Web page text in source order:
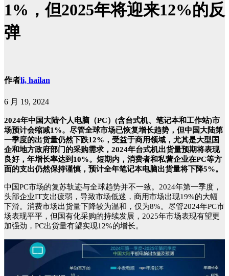
1%，但2025年将迎来12%的反
弹
作者li, hailan
6 月 19, 2024
2024年中国大陆个人电脑（PC）(含台式机、笔记本和工作站)市
场预计会缩减1%。尽管全球市场已恢复增长趋势，但中国大陆第
一季度的出货量仍然下跌12%，受益于商用领域，尤其是大型国
企和地方政府部门的采购需求，2024年台式机出货量预期将表现
良好，年增长率达到10%。短期内，消费者和私营企业在PC等方
面的支出仍然保持谨慎，预计全年笔记本电脑出货量将下降5%。
中国PC市场的复苏轨迹与全球趋势并不一致。2024年第一季度，
头部企业IT支出疲弱，导致市场低迷，商用市场出现19%的大幅
下滑。消费市场出货量下降较为温和，仅为8%。尽管2024年PC市
场表现平平，但国有化采购的持续发展，2025年市场表现有望更
加强劲，PC出货量有望实现12%的增长。